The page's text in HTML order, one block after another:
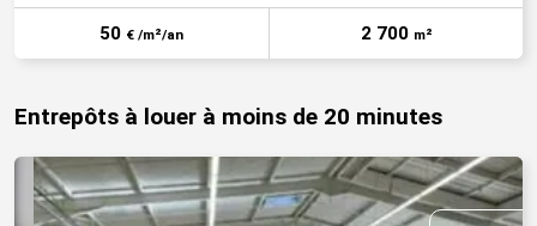
50 € /m²/an 2 700 m²
Entrepôts à louer à moins de 20 minutes